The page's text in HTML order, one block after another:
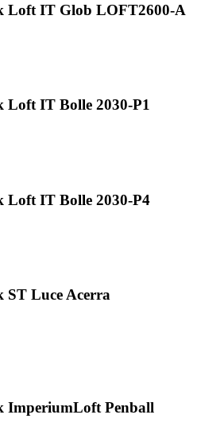
Loft IT Glob LOFT2600-A
Loft IT Bolle 2030-P1
Loft IT Bolle 2030-P4
ST Luce Acerra
ImperiumLoft Penball